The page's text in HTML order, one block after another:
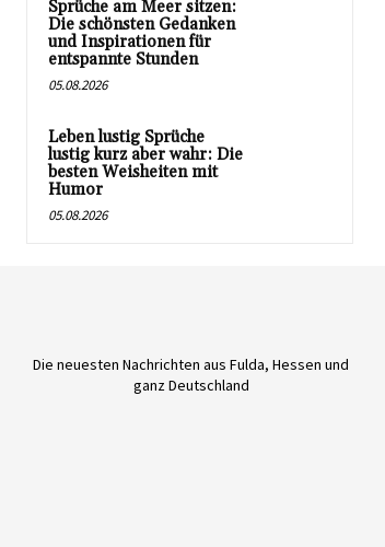
Sprüche am Meer sitzen:
Die schönsten Gedanken
und Inspirationen für
entspannte Stunden
05.08.2026
Leben lustig Sprüche
lustig kurz aber wahr: Die
besten Weisheiten mit
Humor
05.08.2026
Die neuesten Nachrichten aus Fulda, Hessen und
ganz Deutschland